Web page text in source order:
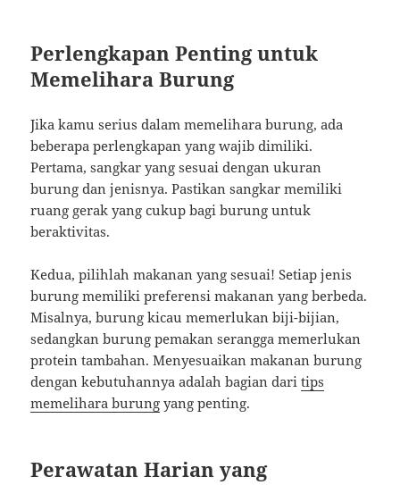
Perlengkapan Penting untuk
Memelihara Burung
Jika kamu serius dalam memelihara burung, ada
beberapa perlengkapan yang wajib dimiliki.
Pertama, sangkar yang sesuai dengan ukuran
burung dan jenisnya. Pastikan sangkar memiliki
ruang gerak yang cukup bagi burung untuk
beraktivitas.
Kedua, pilihlah makanan yang sesuai! Setiap jenis
burung memiliki preferensi makanan yang berbeda.
Misalnya, burung kicau memerlukan biji-bijian,
sedangkan burung pemakan serangga memerlukan
protein tambahan. Menyesuaikan makanan burung
dengan kebutuhannya adalah bagian daritips
memelihara burung yang penting.
Perawatan Harian yang